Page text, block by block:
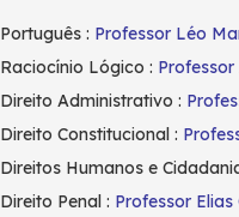
Português : Professor Léo
Raciocínio Lógico :
Direito Administrativo :
Direito Constitucional :
Direitos Humanos e
Direito Penal : Professor Elias